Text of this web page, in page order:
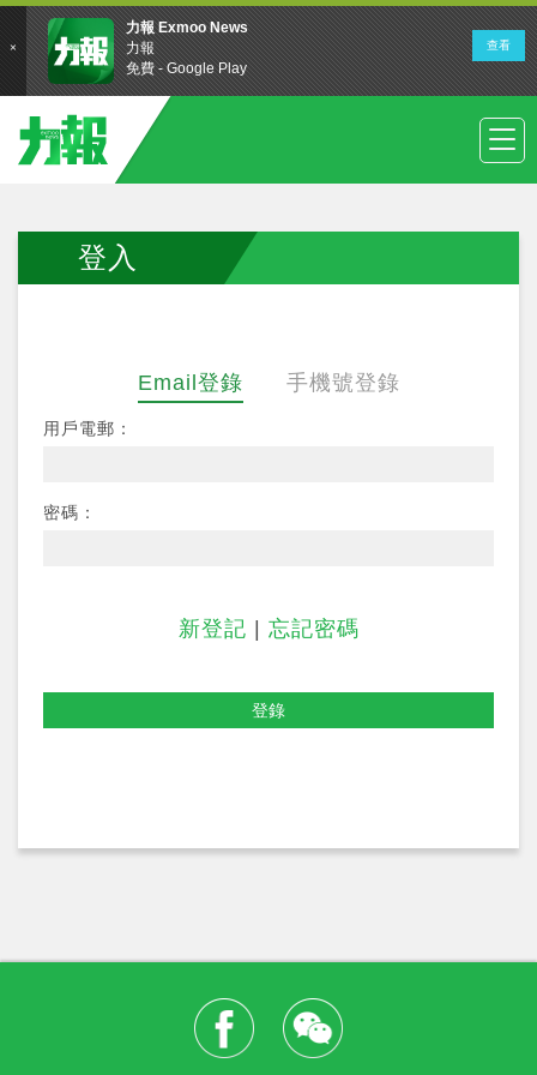
登入
Email登錄 手機號登錄
用戶電郵：
密碼：
新登記 忘記密碼